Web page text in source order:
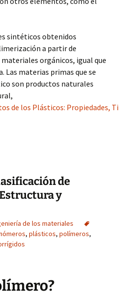
sintéticos obtenidos
a partir de
orgánicos, igual que
Las materias primas que se
son productos naturales
de los Plásticos: Propiedades,
de
y
de los materiales
, plásticos, polímeros,